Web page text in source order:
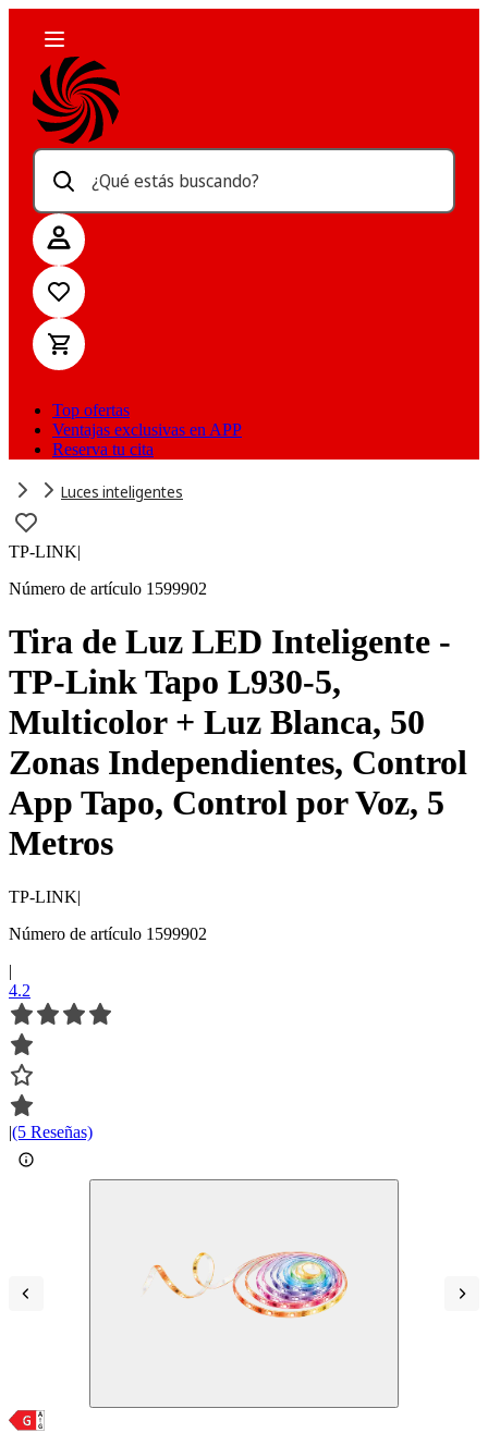
¿Qué estás buscando?
Top ofertas
Ventajas exclusivas en APP
Reserva tu cita
Luces inteligentes
TP-LINK|
Número de artículo 1599902
Tira de Luz LED Inteligente -
TP-Link Tapo L930-5,
Multicolor + Luz Blanca, 50
Zonas Independientes, Control
App Tapo, Control por Voz, 5
Metros
TP-LINK|
Número de artículo 1599902
|
4.2
|(5 Reseñas)